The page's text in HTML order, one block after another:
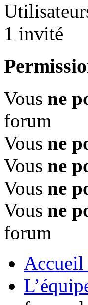
1 invité
Vous ne
forum
Vous ne
Vous ne
Vous ne
Vous ne
forum